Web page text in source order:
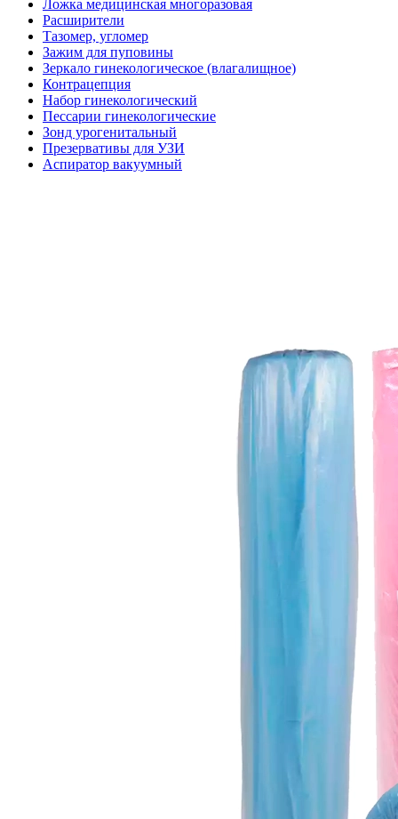
Ложка медицинская многоразовая
Расширители
Тазомер, угломер
Зажим для пуповины
Зеркало гинекологическое (влагалищное)
Контрацепция
Набор гинекологический
Пессарии гинекологические
Зонд урогенитальный
Презервативы для УЗИ
Аспиратор вакуумный